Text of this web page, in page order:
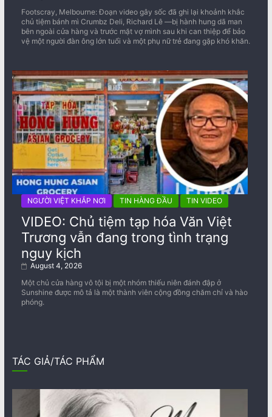
Footscray, Melbourne: Đoạn video gây sốc đã ghi lại khoảnh khắc
chủ tiệm bánh mì Crumbz Deli, Richard Lê —bị hành hung dã man
bên ngoài cửa hàng và trước mặt vợ mình sau khi can thiệp để bảo
vệ một người đàn ông lớn tuổi và một phụ nữ trẻ đang gặp khó khăn.
NGƯỜI VIỆT KHẮP NƠI TIN HÀNG ĐẦU TIN VIDEO
VIDEO: Chủ tiệm tạp hóa Văn Việt
Trương vẫn đang trong tình trạng
nguy kịch
August 4, 2026
Một chủ cửa hàng vô tội bị một nhóm thiếu niên đánh đập ở
Sunshine được mô tả là một thành viên cộng đồng chăm chỉ và hào
phóng.
TÁC GIẢ/TÁC PHẨM